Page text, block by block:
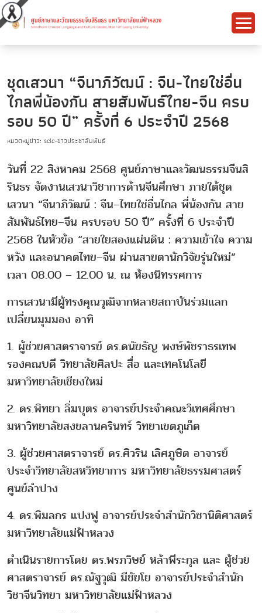
ชุดเสวนา “จีนาภิวัฒน์ : จีน-ไทยใช่อื่น
ไกลพี่น้องกัน สายสัมพันธ์ไทย-จีน ครบ
รอบ 50 ปี” ครั้งที่ 6 ประจำปี 2568
หมวดหมู่ข่าว: sclc-ข่าวประชาสัมพันธ์
วันที่ 22 สิงหาคม 2568 ศูนย์ภาษาและวัฒนธรรมจีนสิ
รินธร จัดงานเสวนาวิชาการด้านจีนศึกษา ภายใต้ชุด
เสวนา “จีนาภิวัฒน์ : จีน–ไทยใช่อื่นไกล พี่น้องกัน สาย
สัมพันธ์ไทย–จีน ครบรอบ 50 ปี” ครั้งที่ 6 ประจำปี
2568 ในหัวข้อ “สายใยสองแผ่นดิน : ความเข้าใจ ความ
หวัง และอนาคตไทย–จีน ผ่านสายตานักวิจัยรุ่นใหม่”
เวลา 08.00 – 12.00 น. ณ ห้องนิทรรศการ
การเสวนามีผู้ทรงคุณวุฒิจากหลายสถาบันร่วมแลก
เปลี่ยนมุมมอง อาทิ
1. ผู้ช่วยศาสตราจารย์ ดร.ดนัยธัญ พงษ์พัชราธรเทพ
รองคณบดี วิทยาลัยศิลปะ สื่อ และเทคโนโลยี
มหาวิทยาลัยเชียงใหม่
2. ดร.พิทยา ลิ่มบุตร อาจารย์ประจำคณะวิเทศศึกษา
มหาวิทยาลัยสงขลานครินทร์ วิทยาเขตภูเก็ต
3. ผู้ช่วยศาสตราจารย์ ดร.ศิวริน เลิศภูษิต อาจารย์
ประจำวิทยาลัยสหวิทยาการ มหาวิทยาลัยธรรมศาสตร์
ศูนย์ลำปาง
4. ดร.พิมลกร แปงฟู อาจารย์ประจำสำนักวิชานิติศาสตร์
มหาวิทยาลัยแม่ฟ้าหลวง
ดำเนินรายการโดย ดร.พรภวิษย์ หล้าพีระกุล และ ผู้ช่วย
ศาสตราจารย์ ดร.ณัฐวุฒิ มีชัยโย อาจารย์ประจำสำนัก
วิชาจีนวิทยา มหาวิทยาลัยแม่ฟ้าหลวง